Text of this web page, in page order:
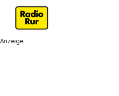
Anzeige